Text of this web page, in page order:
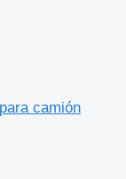
camión